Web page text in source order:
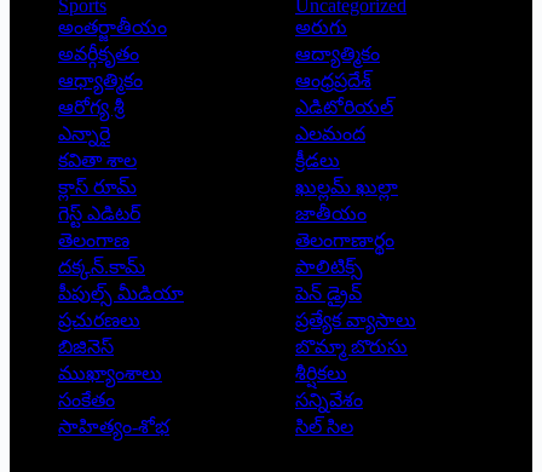
Sports
Uncategorized
అంతర్జాతీయం
అరుగు
అవర్గీకృతం
ఆద్యాత్మికం
ఆధ్యాత్మికం
ఆంధ్రప్రదేశ్
ఆరోగ్య శ్రీ
ఎడిటోరియల్
ఎన్నారై
ఎలమంద
కవితా శాల
క్రీడలు
క్లాస్ రూమ్
ఖుల్లమ్ ఖుల్లా
గెస్ట్ ఎడిటర్
జాతీయం
తెలంగాణ
తెలంగాణార్థం
దక్కన్.కామ్
పాలిటిక్స్
పీపుల్స్ ‌మీడియా
పెన్ డ్రైవ్
ప్రచురణలు
ప్రత్యేక వ్యాసాలు
బిజినెస్
బొమ్మా బొరుసు
ముఖ్యాంశాలు
శీర్షికలు
సంకేతం
సన్నివేశం
సాహిత్యం-శోభ
సిల్ సిల